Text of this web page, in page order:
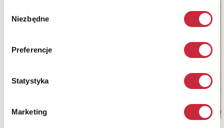
zgody
Niezbędne
Preferencje
Statystyka
Marketing